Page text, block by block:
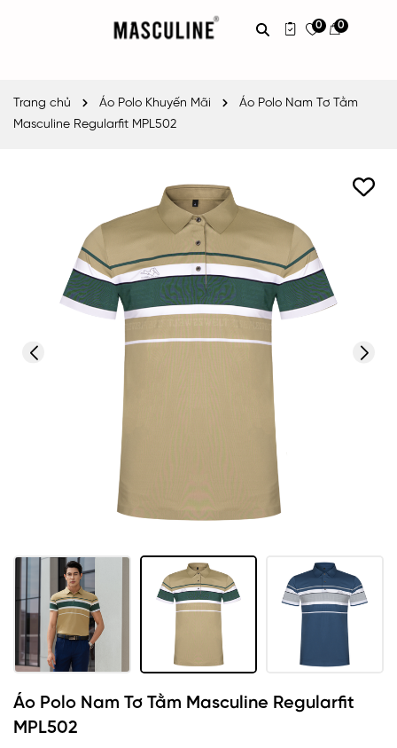
0 0
Trang chủ Áo Polo Khuyến Mãi
Áo Polo Nam Tơ Tằm
Masculine Regularfit MPL502
Áo Polo Nam Tơ Tằm Masculine Regularfit
MPL502